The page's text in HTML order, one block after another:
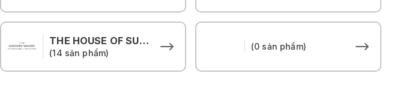
THE HOUSE OF SUNTORY
(14 sản phẩm)
(0 sản phẩm)